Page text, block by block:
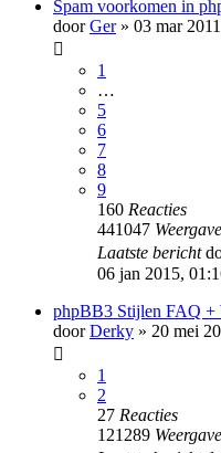
Spam voorkomen in
doorGer» 03 mar
1
…
5
6
7
8
9
160 Reacties
441047
Laatste bericht
06 jan 2015,
phpBB3 Stijlen FAQ +
doorDerky » 20 mei
1
2
27 Reacties
121289